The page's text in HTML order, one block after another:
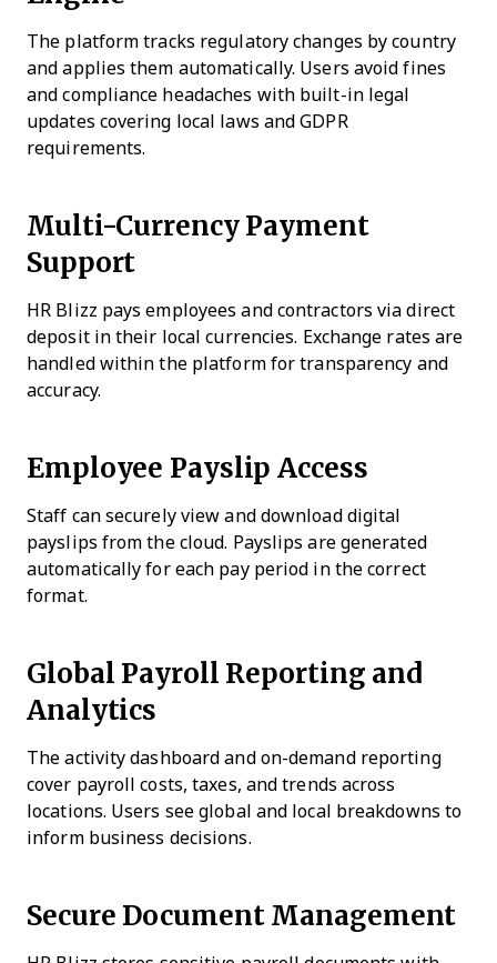
The platform tracks regulatory changes by country
and applies them automatically. Users avoid fines
and compliance headaches with built-in legal
updates covering local laws and GDPR
requirements.
Multi-Currency Payment
Support
HR Blizz pays employees and contractors via direct
deposit in their local currencies. Exchange rates are
handled within the platform for transparency and
accuracy.
Employee Payslip Access
Staff can securely view and download digital
payslips from the cloud. Payslips are generated
automatically for each pay period in the correct
format.
Global Payroll Reporting and
Analytics
The activity dashboard and on-demand reporting
cover payroll costs, taxes, and trends across
locations. Users see global and local breakdowns to
inform business decisions.
Secure Document Management